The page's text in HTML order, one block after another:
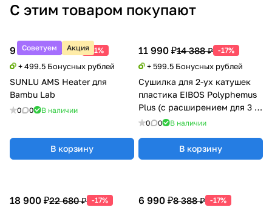
С этим товаром покупают
Советуем Акция
9 990 ₽20 388 ₽ -51%
+ 499.5 Бонусных рублей
SUNLU AMS Heater для
Bambu Lab
0 0 В наличии
В корзину
11 990 ₽14 388 ₽ -17%
+ 599.5 Бонусных рублей
Сушилка для 2-ух катушек
пластика EIBOS Polyphemus
Plus (с расширением для 3 кг
катушки)
0 0 В наличии
В корзину
18 900 ₽22 680 ₽ -17% 6 990 ₽8 388 ₽ -17%